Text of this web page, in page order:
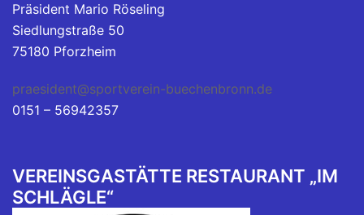
Präsident Mario Röseling
Siedlungstraße 50
75180 Pforzheim
praesident@sportverein-buechenbronn.de
0151 – 56942357
VEREINSGASTÄTTE RESTAURANT „IM
SCHLÄGLE“